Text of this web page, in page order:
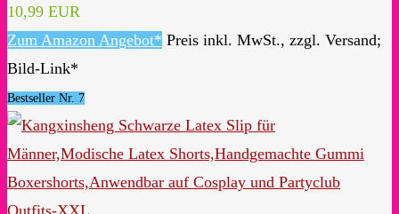
10,99 EUR
Zum Amazon Angebot* Preis inkl. MwSt., zzgl. Versand;
Bild-Link*
Bestseller Nr. 7